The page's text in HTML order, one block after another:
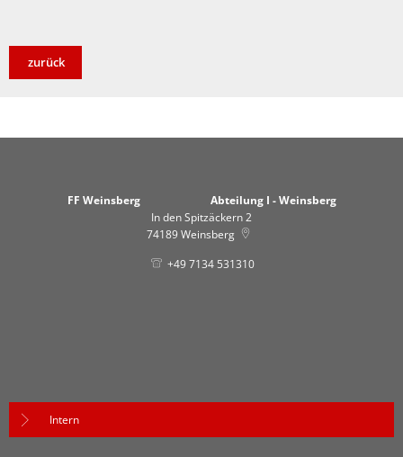
zurück
FF Weinsberg Abteilung I - Weinsberg
In den Spitzäckern 2
74189Weinsberg
+49 7134 531310
Intern